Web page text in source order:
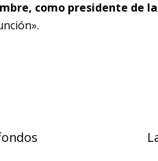
como presidente de la